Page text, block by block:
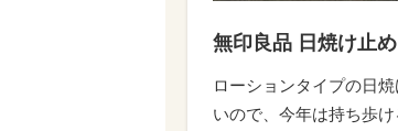
無印良品 日焼け止
ローションタイプの日
いので、今年は持ち歩